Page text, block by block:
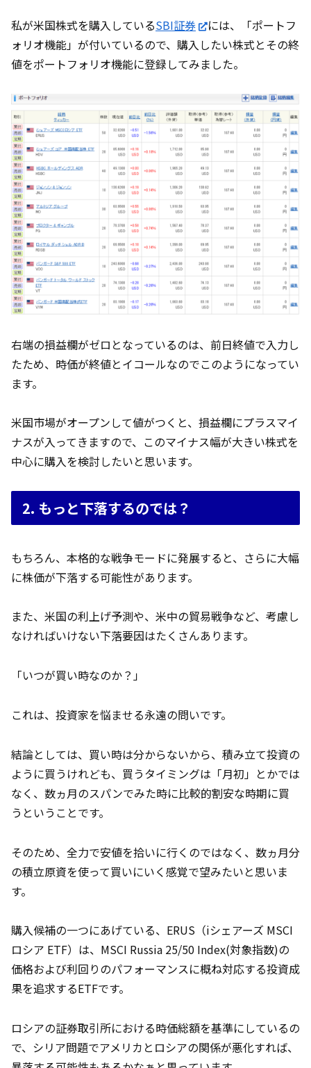
私が米国株式を購入しているSBI証券
には、「ポートフ
ォリオ機能」が付いているので、購入したい株式とその終
値をポートフォリオ機能に登録してみました。
右端の損益欄がゼロとなっているのは、前日終値で入力し
たため、時価が終値とイコールなのでこのようになってい
ます。
米国市場がオープンして値がつくと、損益欄にプラスマイ
ナスが入ってきますので、このマイナス幅が大きい株式を
中心に購入を検討したいと思います。
2. もっと下落するのでは？
もちろん、本格的な戦争モードに発展すると、さらに大幅
に株価が下落する可能性があります。
また、米国の利上げ予測や、米中の貿易戦争など、考慮し
なければいけない下落要因はたくさんあります。
「いつが買い時なのか？」
これは、投資家を悩ませる永遠の問いです。
結論としては、買い時は分からないから、積み立て投資の
ように買うけれども、買うタイミングは「月初」とかでは
なく、数ヵ月のスパンでみた時に比較的割安な時期に買
うということです。
そのため、全力で安値を拾いに行くのではなく、数ヵ月分
の積立原資を使って買いにいく感覚で望みたいと思いま
す。
購入候補の一つにあげている、ERUS（iシェアーズ MSCI
ロシア ETF）は、MSCI Russia 25/50 Index(対象指数)の
価格および利回りのパフォーマンスに概ね対応する投資成
果を追求するETFです。
ロシアの証券取引所における時価総額を基準にしているの
で、シリア問題でアメリカとロシアの関係が悪化すれば、